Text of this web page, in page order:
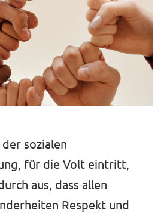
in den Medien
Volt!
sozialen
für die Volt eintritt,
aus, dass allen
Respekt und